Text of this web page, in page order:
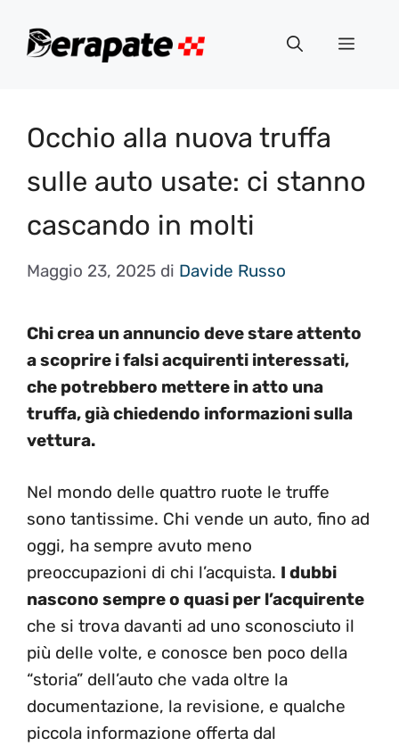
Menu
Occhio alla nuova truffa
sulle auto usate: ci stanno
cascando in molti
Maggio 23, 2025 di Davide Russo
Chi crea un annuncio deve stare attento
a scoprire i falsi acquirenti interessati,
che potrebbero mettere in atto una
truffa, già chiedendo informazioni sulla
vettura.
Nel mondo delle quattro ruote le truffe
sono tantissime. Chi vende un auto, fino ad
oggi, ha sempre avuto meno
preoccupazioni di chi l’acquista. I dubbi
nascono sempre o quasi per l’acquirente
che si trova davanti ad uno sconosciuto il
più delle volte, e conosce ben poco della
“storia” dell’auto che vada oltre la
documentazione, la revisione, e qualche
piccola informazione offerta dal